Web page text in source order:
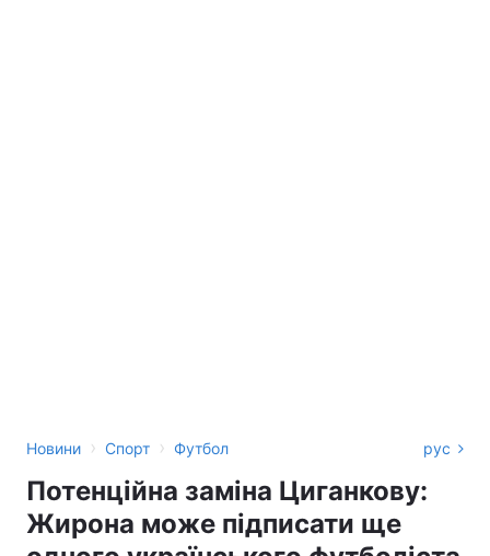
Новини › Спорт › Футбол рус
Потенційна заміна Циганкову:
Жирона може підписати ще